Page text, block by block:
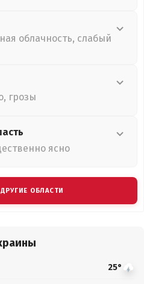
облачность, слабый
грозы
ясно
ОБЛАСТИ
25°